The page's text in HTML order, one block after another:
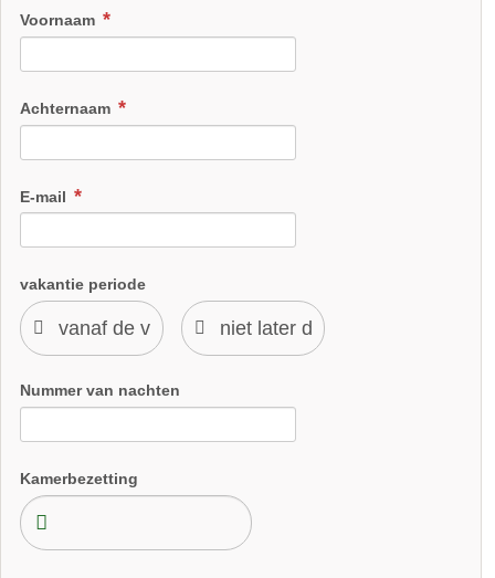
Voornaam
Achternaam
E-mail
vakantie periode
Nummer van nachten
Kamerbezetting